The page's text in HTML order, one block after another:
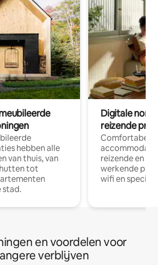
hebben alle
van thuis, van
tot
stad.
Digitale
reizende
Comfortabele
reizende en
werkende
wifi en
en voordelen voor
verblijven